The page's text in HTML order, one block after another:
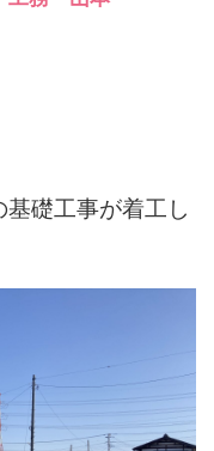
礎工事が着工し